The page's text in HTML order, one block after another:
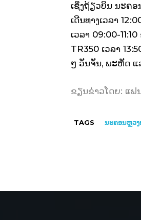
ເຊິ່ງຖ້ຽວບິນ ນະຄ
ເດີນທາງເວລາ
ເວລາ 09:00-
TR350 ເວລາ
ໆ ວັນຈັນ, ພະຫັດ ແ
ຂຽນຂ່າວໂດຍ: ແ
TAGS ນະຄອນຫຼວງ